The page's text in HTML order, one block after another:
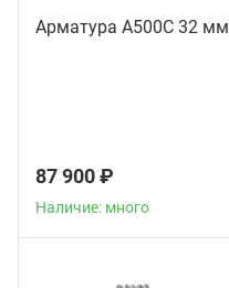
Арматура А500С 32 мм
87 900 ₽
Наличие: много